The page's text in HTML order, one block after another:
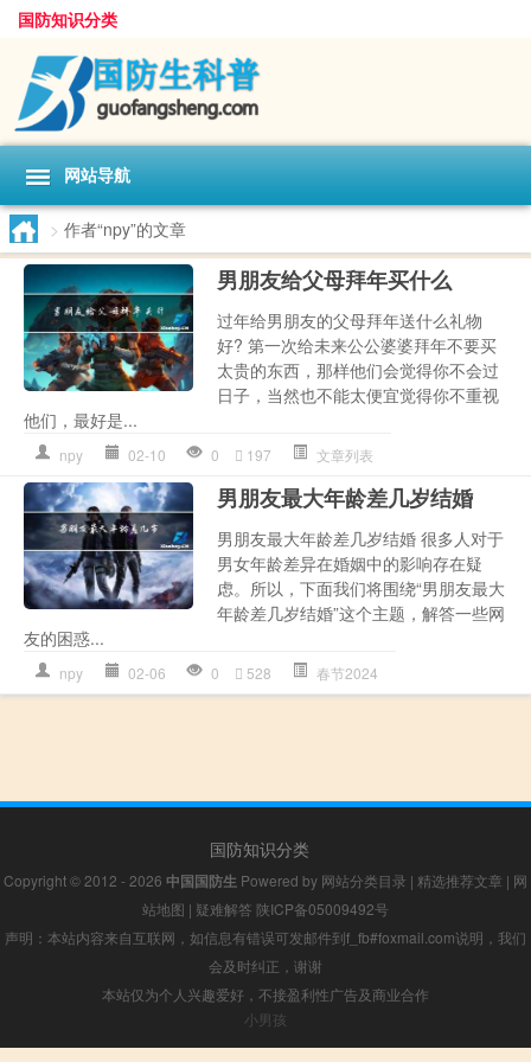
国防知识分类
网站导航
> 作者“npy”的文章
男朋友给父母拜年买什么
过年给男朋友的父母拜年送什么礼物
好? 第一次给未来公公婆婆拜年不要买
太贵的东西，那样他们会觉得你不会过
日子，当然也不能太便宜觉得你不重视
他们，最好是...
npy 02-10 0 197 文章列表
男朋友最大年龄差几岁结婚
男朋友最大年龄差几岁结婚 很多人对于
男女年龄差异在婚姻中的影响存在疑
虑。所以，下面我们将围绕“男朋友最大
年龄差几岁结婚”这个主题，解答一些网
友的困惑...
npy 02-06 0 528 春节2024
国防知识分类
Copyright © 2012 - 2026 中国国防生 Powered by 网站分类目录 | 精选推荐文章 | 网
站地图 | 疑难解答 陕ICP备05009492号
声明：本站内容来自互联网，如信息有错误可发邮件到f_fb#foxmail.com说明，我们
会及时纠正，谢谢
本站仅为个人兴趣爱好，不接盈利性广告及商业合作
小男孩